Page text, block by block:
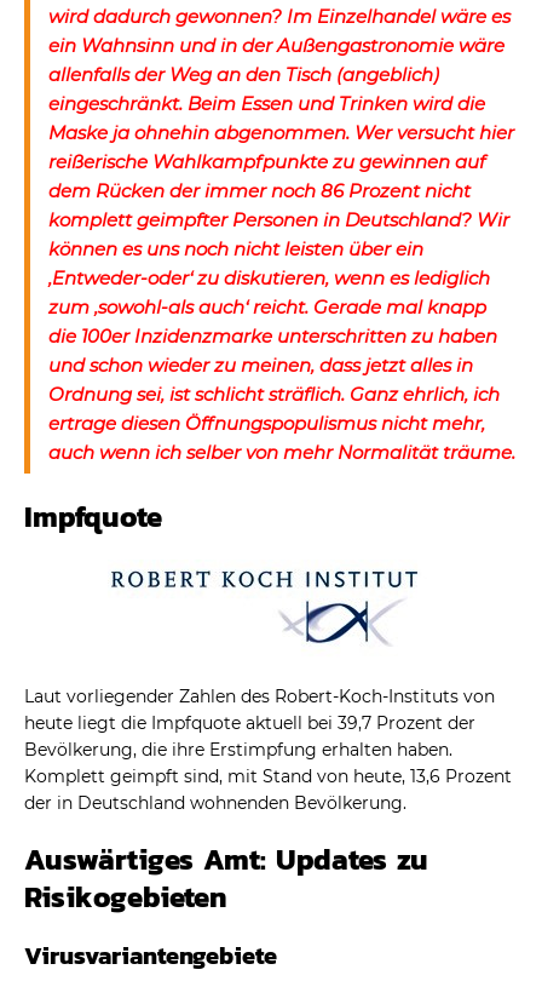
wird dadurch gewonnen? Im Einzelhandel wäre es
ein Wahnsinn und in der Außengastronomie wäre
allenfalls der Weg an den Tisch (angeblich)
eingeschränkt. Beim Essen und Trinken wird die
Maske ja ohnehin abgenommen. Wer versucht hier
reißerische Wahlkampfpunkte zu gewinnen auf
dem Rücken der immer noch 86 Prozent nicht
komplett geimpfter Personen in Deutschland? Wir
können es uns noch nicht leisten über ein
‚Entweder-oder‘ zu diskutieren, wenn es lediglich
zum ‚sowohl-als auch‘ reicht. Gerade mal knapp
die 100er Inzidenzmarke unterschritten zu haben
und schon wieder zu meinen, dass jetzt alles in
Ordnung sei, ist schlicht sträflich. Ganz ehrlich, ich
ertrage diesen Öffnungspopulismus nicht mehr,
auch wenn ich selber von mehr Normalität träume.
Impfquote
Laut vorliegender Zahlen des Robert-Koch-Instituts von
heute liegt die Impfquote aktuell bei 39,7 Prozent der
Bevölkerung, die ihre Erstimpfung erhalten haben.
Komplett geimpft sind, mit Stand von heute, 13,6 Prozent
der in Deutschland wohnenden Bevölkerung.
Auswärtiges Amt: Updates zu
Risikogebieten
Virusvariantengebiete